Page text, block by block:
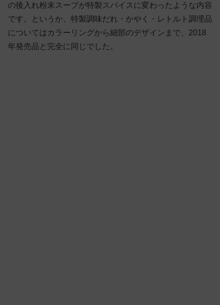
の後入れ粉末スープが特製スパイスに変わったような内容
です。というか、特製調味だれ・かやく・レトルト調理品
についてはカラーリングから細部のデザインまで、2018
年発売品と完全に同じでした。